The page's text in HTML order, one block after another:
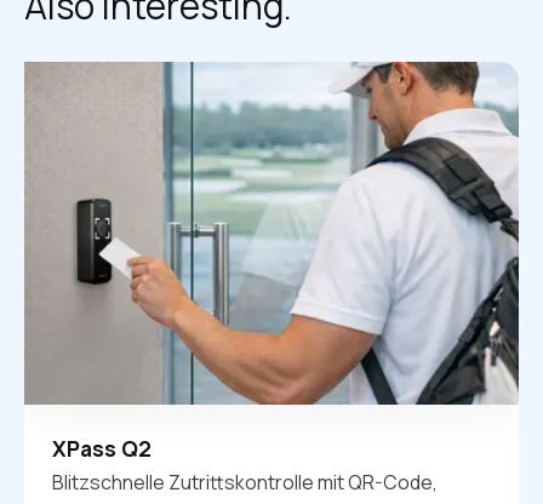
XPass Q2
Blitzschnelle Zutrittskontrolle mit QR-Code,